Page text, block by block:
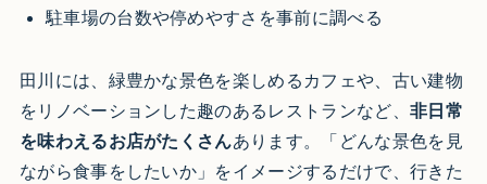
駐車場の台数や停めやすさを事前に調べる
田川には、緑豊かな景色を楽しめるカフェや、古い建物
をリノベーションした趣のあるレストランなど、非日常
を味わえるお店がたくさんあります。「どんな景色を見
ながら食事をしたいか」をイメージするだけで、行きた